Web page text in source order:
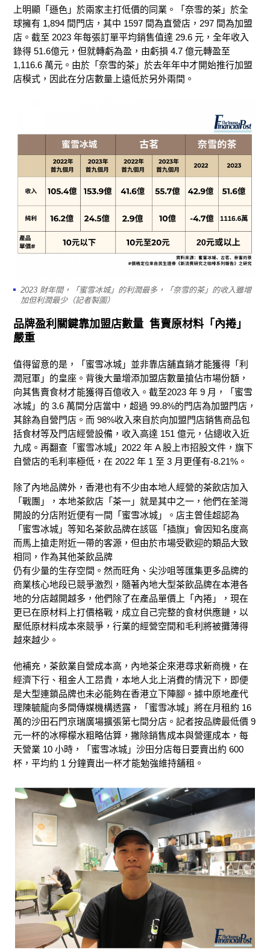
上明顯「遜色」於兩家主打低價的同業。「奈雪的茶」於全
球擁有 1,894 間門店，其中 1597 間為直營店，297 間為加盟
店。截至 2023 年每張訂單平均銷售值達 29.6 元，全年收入
錄得 51.6億元，但就轉虧為盈，由虧損 4.7 億元轉盈至
1,116.6 萬元。由於「奈雪的茶」於去年年中才開始推行加盟
店模式，因此在分店數量上遠低於另外兩間。
2023 財年間，「蜜雪冰城」的利潤最多，「奈雪的茶」的收入雖增
加但利潤最少（記者製圖）
品牌盈利關鍵靠加盟店數量 售賣原材料「內捲」
嚴重
值得留意的是，「蜜雪冰城」並非靠店舖直銷才能獲得「利
潤冠軍」的皇座。背後大量增添加盟店數量搶佔市場份額，
向其售賣食材才能獲得百億收入。截至2023 年 9 月，「蜜雪
冰城」的 3.6 萬間分店當中，超過 99.8%的門店為加盟門店，
其餘為自營門店。而 98%收入來自於向加盟門店銷售商品包
括食材等及門店經營設備，收入高達 151 億元，佔總收入近
九成。再翻查「蜜雪冰城」2022 年 A 股上市招股文件，旗下
自營店的毛利率極低，在 2022 年 1 至 3 月更僅有-8.21%。
除了內地品牌外，香港也有不少由本地人經營的茶飲店加入
「戰團」，本地茶飲店「茶一」就是其中之一，他們在荃灣
開設的分店附近便有一間「蜜雪冰城」。店主曾佳超認為
「蜜雪冰城」等知名茶飲品牌在該區「插旗」會因知名度高
而馬上搶走附近一帶的客源，但由於市場受歡迎的類品大致
相同，作為其他茶飲品牌
仍有少量的生存空間。然而旺角、尖沙咀等匯集更多品牌的
商業核心地段已競爭激烈，隨著內地大型茶飲品牌在本港各
地的分店越開越多，他們除了在產品單價上「內捲」，現在
更已在原材料上打價格戰，成立自己完整的食材供應鏈，以
壓低原材料成本來競爭，行業的經營空間和毛利將被攤薄得
越來越少。
他補充，茶飲業自營成本高，內地茶企來港尋求新商機，在
經濟下行、租金人工昂貴，本地人北上消費的情況下，即便
是大型連鎖品牌也未必能夠在香港立下陣腳。據中原地產代
理陳毓龍向多間傳媒機構透露，「蜜雪冰城」將在月租約 16
萬的沙田石門京瑞廣場擴張第七間分店。記者按品牌最低價 9
元一杯的冰檸檬水粗略估算，撇除銷售成本與營運成本，每
天營業 10 小時，「蜜雪冰城」沙田分店每日要賣出約 600
杯，平均約 1 分鐘賣出一杯才能勉強維持舖租。